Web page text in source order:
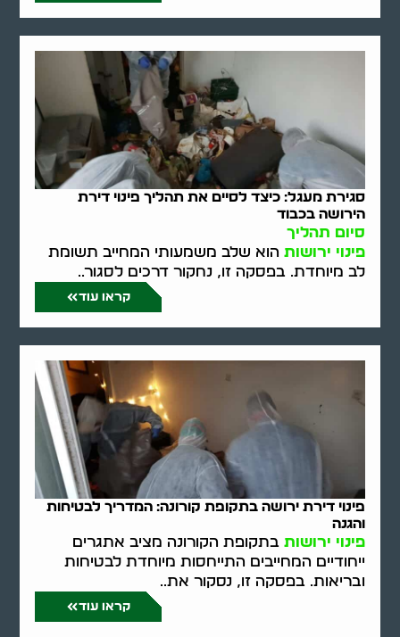
סגירת מעגל: כיצד לסיים את תהליך פינוי דירת
הירושה בכבוד
סיום תהליך
פינוי ירושות הוא שלב משמעותי המחייב תשומת
לב מיוחדת. בפסקה זו, נחקור דרכים לסגור..
קראו עוד
פינוי דירת ירושה בתקופת קורונה: המדריך לבטיחות
והגנה
פינוי ירושות בתקופת הקורונה מציב אתגרים
ייחודיים המחייבים התייחסות מיוחדת לבטיחות
ובריאות. בפסקה זו, נסקור את..
קראו עוד